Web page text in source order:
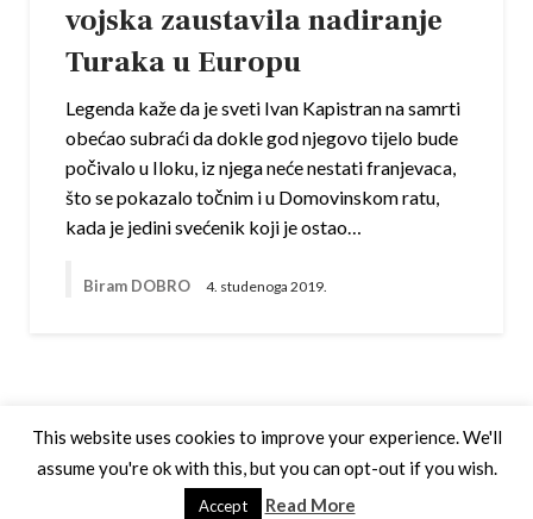
vojska zaustavila nadiranje
Turaka u Europu
Legenda kaže da je sveti Ivan Kapistran na samrti
obećao subraći da dokle god njegovo tijelo bude
počivalo u Iloku, iz njega neće nestati franjevaca,
što se pokazalo točnim i u Domovinskom ratu,
kada je jedini svećenik koji je ostao…
Biram DOBRO 4. studenoga 2019.
Theme by Silk Themes
This website uses cookies to improve your experience. We'll
assume you're ok with this, but you can opt-out if you wish.
Accept Read More